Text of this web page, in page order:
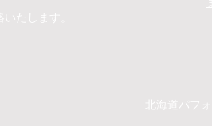
いたします。
北海道パフ